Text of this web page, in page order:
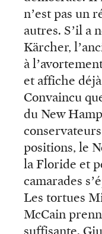
n’est pas un
autres. S’il a
Kärcher,
à
et affiche
Convaincu
du New
positions, le
la Floride et
camarades
Les tortues
McCain
suffisante.